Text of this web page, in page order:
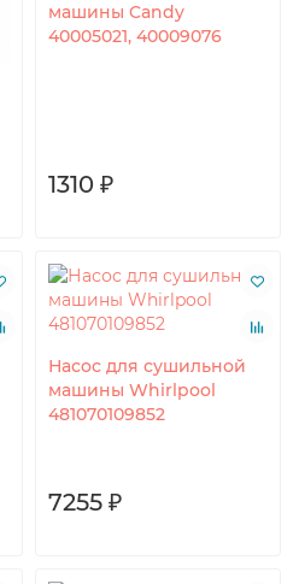
машины Candy
40005021, 40009076
1310 ₽
Насос для сушильной
машины Whirlpool
481070109852
7255 ₽